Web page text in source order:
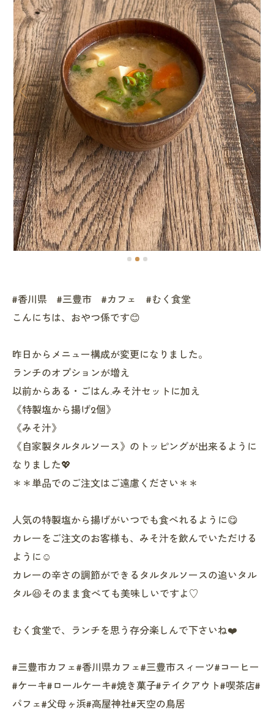
#香川県 #三豊市 #カフェ #むく食堂
こんにちは、おやつ係です😊
昨日からメニュー構成が変更になりました。
ランチのオプションが増え
以前からある・ごはん.みそ汁セットに加え
《特製塩から揚げ2個》
《みそ汁》
《自家製タルタルソース》のトッピングが出来るように
なりました💖
＊＊単品でのご注文はご遠慮ください＊＊
人気の特製塩から揚げがいつでも食べれるように😋
カレーをご注文のお客様も、みそ汁を飲んでいただける
ように☺️
カレーの辛さの調節ができるタルタルソースの追いタル
タル😆そのまま食べても美味しいですよ♡
むく食堂で、ランチを思う存分楽しんで下さいね❤️
#三豊市カフェ#香川県カフェ#三豊市スィーツ#コーヒー
#ケーキ#ロールケーキ#焼き菓子#テイクアウト#喫茶店#
パフェ#父母ヶ浜#高屋神社#天空の鳥居